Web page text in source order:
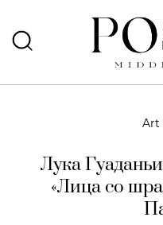
Art
Лука
«Лица со